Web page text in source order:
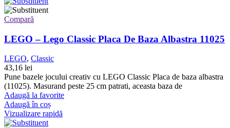
Compară
LEGO – Lego Classic Placa De Baza Albastra 11025
LEGO, Classic
43,16 lei
Pune bazele jocului creativ cu LEGO Classic Placa de baza albastra
(11025). Masurand peste 25 cm patrati, aceasta baza de
Adaugă la favorite
Adaugă în coș
Vizualizare rapidă